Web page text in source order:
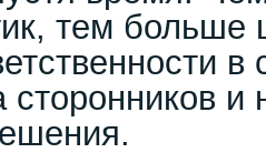
тем больше
сторонников и